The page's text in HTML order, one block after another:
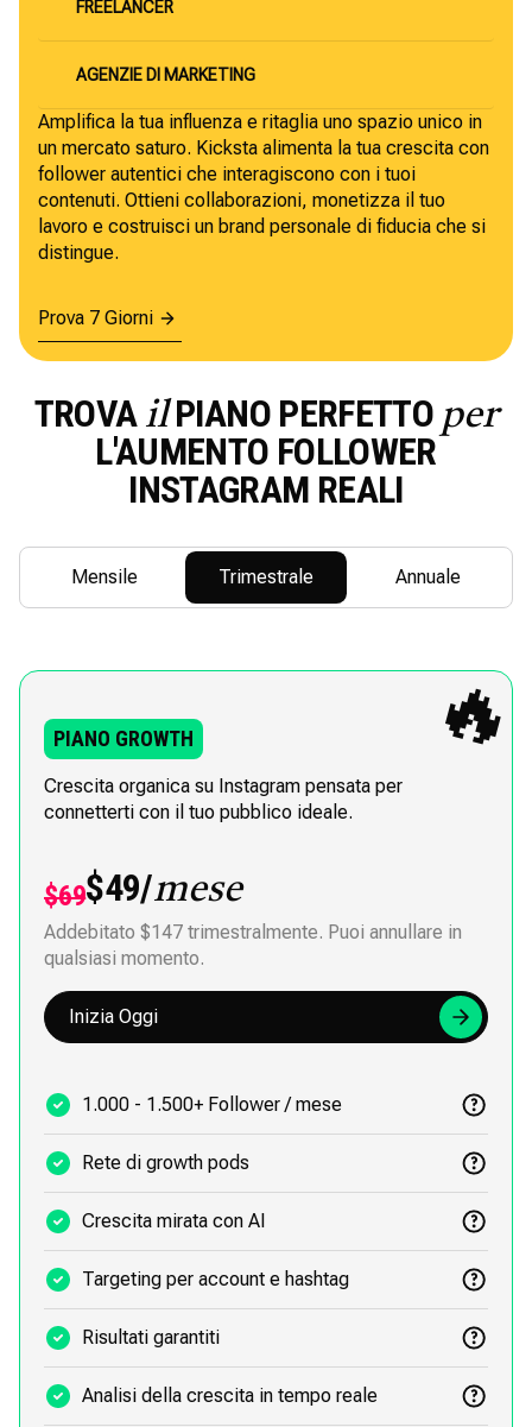
FREELANCER
AGENZIE DI MARKETING
Amplifica la tua influenza e ritaglia uno spazio unico in
un mercato saturo. Kicksta alimenta la tua crescita con
follower autentici che interagiscono con i tuoi
contenuti. Ottieni collaborazioni, monetizza il tuo
lavoro e costruisci un brand personale di fiducia che si
distingue.
Prova 7 Giorni
TROVA ilPIANO PERFETTO per
L'AUMENTO FOLLOWER
INSTAGRAM REALI
Mensile Trimestrale Annuale
PIANO GROWTH
Crescita organica su Instagram pensata per
connetterti con il tuo pubblico ideale.
$69$49/mese
Addebitato $147 trimestralmente. Puoi annullare in
qualsiasi momento.
Inizia Oggi
1.000 - 1.500+ Follower / mese
Rete di growth pods
Crescita mirata con AI
Targeting per account e hashtag
Risultati garantiti
Analisi della crescita in tempo reale
🔥